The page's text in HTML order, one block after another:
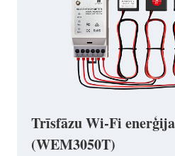
Trīsfāzu Wi-Fi
(WEM3050T)